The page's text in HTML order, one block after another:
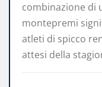
combinazione di
montepremi
atleti di spicco
attesi della